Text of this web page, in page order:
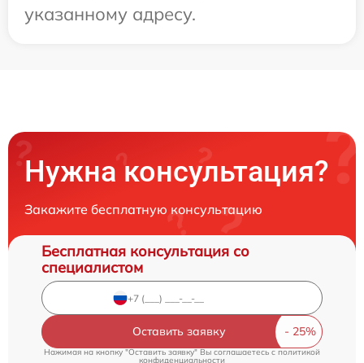
указанному адресу.
Нужна консультация?
Закажите бесплатную консультацию
Бесплатная консультация со
специалистом
Оставить заявку
Нажимая на кнопку "Оставить заявку" Вы соглашаетесь c политикой
конфиденциальности